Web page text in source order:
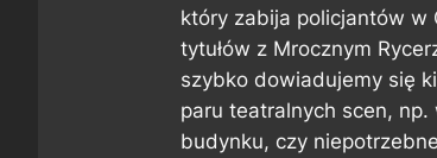
który zabija policjantów w
tytułów z Mrocznym
szybko dowiadujemy się
paru teatralnych scen,
budynku, czy